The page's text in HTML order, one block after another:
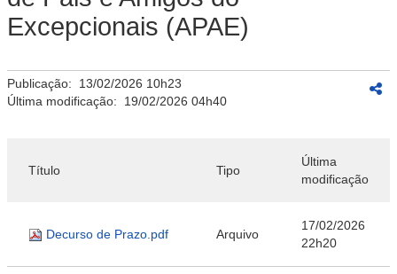
Excepcionais (APAE)
Publicação: 13/02/2026 10h23
Última modificação: 19/02/2026 04h40
Título Tipo
Última
modificação
Decurso de Prazo.pdf Arquivo
17/02/2026
22h20